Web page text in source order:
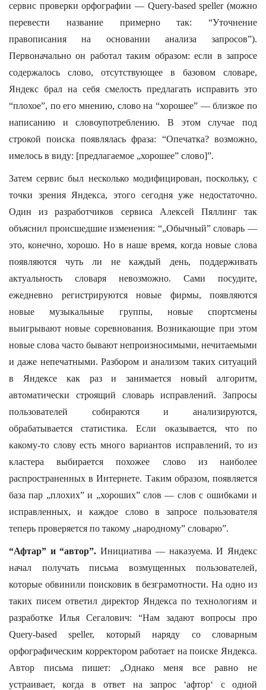
сервис проверки орфографии — Query-based speller (можно
перевести название примерно так: “Уточнение
правописания на основании анализа запросов”).
Первоначально он работал таким образом: если в запросе
содержалось слово, отсутствующее в базовом словаре,
Яндекс брал на себя смелость предлагать исправить это
“плохое”, по его мнению, слово на “хорошее” — близкое по
написанию и словоупотреблению. В этом случае под
строкой поиска появлялась фраза: “Опечатка? возможно,
имелось в виду: [предлагаемое „хорошее” слово]”.
Затем сервис был несколько модифицирован, поскольку, с
точки зрения Яндекса, этого сегодня уже недостаточно.
Один из разработчиков сервиса Алексей Пяллинг так
объяснил происшедшие изменения: “„Обычный” словарь —
это, конечно, хорошо. Но в наше время, когда новые слова
появляются чуть ли не каждый день, поддерживать
актуальность словаря невозможно. Сами посудите,
ежедневно регистрируются новые фирмы, появляются
новые музыкальные группы, новые спортсмены
выигрывают новые соревнования. Возникающие при этом
новые слова часто бывают непроизносимыми, нечитаемыми
и даже непечатными. Разбором и анализом таких ситуаций
в Яндексе как раз и занимается новый алгоритм,
автоматически строящий словарь исправлений. Запросы
пользователей собираются и анализируются,
обрабатывается статистика. Если оказывается, что по
какому-то слову есть много вариантов исправлений, то из
кластера выбирается похожее слово из наиболее
распространенных в Интернете. Таким образом, появляется
база пар „плохих” и „хороших” слов — слов с ошибками и
исправленных, и каждое слово в запросе пользователя
теперь проверяется по такому „народному” словарю”.
“Афтар” и “автор”.Инициатива — наказуема. И Яндекс
начал получать письма возмущенных пользователей,
которые обвинили поисковик в безграмотности. На одно из
таких писем ответил директор Яндекса по технологиям и
разработке Илья Сегалович: “Нам задают вопросы про
Query-based speller, который наряду со словарным
орфографическим корректором работает на поиске Яндекса.
Автор письма пишет: „Однако меня все равно не
устраивает, когда в ответ на запрос ‘афтор‘ с одной